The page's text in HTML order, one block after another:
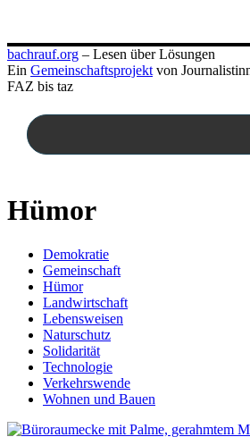
Zum
Inhalt
springen
bachrauf.org – Lesen über Lösungen
Ein Gemeinschaftsprojekt von
FAZ bis taz
Hümor
Demokratie
Gemeinschaft
Hümor
Landwirtschaft
Lebensweisen
Naturschutz
Solidarität
Technologie
Verkehrswende
Wohnen und Bauen